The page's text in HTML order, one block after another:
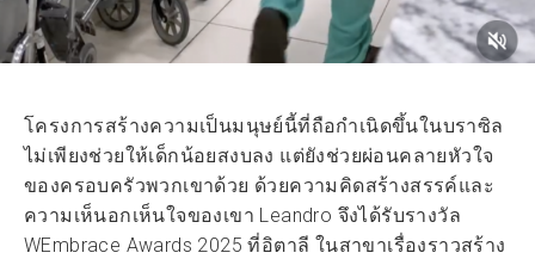
โครงการสร้างความเป็นมนุษย์นี้ที่ถือกำเนิดขึ้นในบราซิล
ไม่เพียงช่วยให้เด็กน้อยสงบลง แต่ยังช่วยผ่อนคลายหัวใจ
ของครอบครัวพวกเขาด้วย ด้วยความคิดสร้างสรรค์และ
ความเห็นอกเห็นใจของเขา Leandro จึงได้รับรางวัล
WEmbrace Awards 2025 ที่อิตาลี ในสาขาเรื่องราวสร้าง